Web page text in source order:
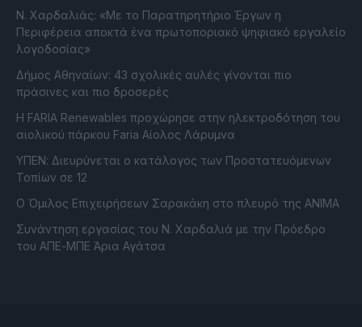
Ν. Χαρδαλιάς: «Με το Παρατηρητήριο Έργων η
Περιφέρεια αποκτά ένα πρωτοποριακό ψηφιακό εργαλείο
λογοδοσίας»
Δήμος Αθηναίων: 43 σχολικές αυλές γίνονται πιο
πράσινες και πιο δροσερές
Η FARIA Renewables προχώρησε στην ηλεκτροδότηση του
αιολικού πάρκου Faria Αίολος Λάρυμνα
ΥΠΕΝ: Διευρύνεται ο κατάλογος των Προστατευόμενων
Τοπίων σε 12
O Όμιλος Επιχειρήσεων Σαρακάκη στο πλευρό της ΑΝΙΜΑ
Συνάντηση εργασίας του Ν. Χαρδαλιά με την Πρόεδρο
του ΑΠΕ-ΜΠΕ Άρια Αγάτσα